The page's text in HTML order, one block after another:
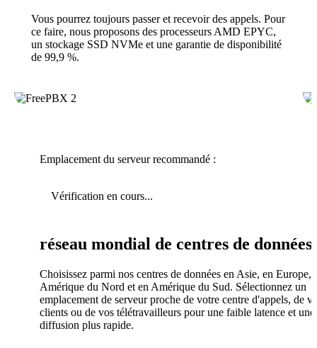
Vous pourrez toujours passer et recevoir des appels. Pour
ce faire, nous proposons des processeurs AMD EPYC,
un stockage SSD NVMe et une garantie de disponibilité
de 99,9 %.
Emplacement du serveur recommandé :
Vérification en cours...
réseau mondial de centres de données
Choisissez parmi nos centres de données en Asie, en Europe,
Amérique du Nord et en Amérique du Sud. Sélectionnez un
emplacement de serveur proche de votre centre d'appels, de
clients ou de vos télétravailleurs pour une faible latence et une
diffusion plus rapide.